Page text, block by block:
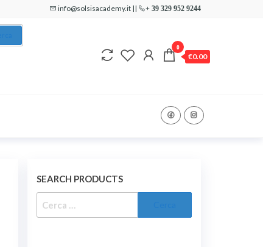
info@solsisacademy.it || + 39 329 952 9244
0
€0.00
SEARCH PRODUCTS